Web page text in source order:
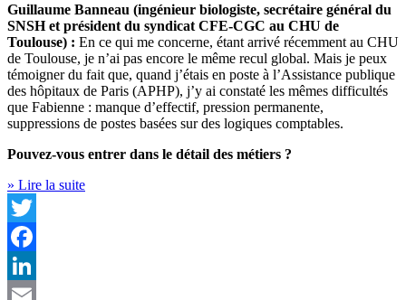
Guillaume Banneau (ingénieur biologiste, secrétaire général du
SNSH et président du syndicat CFE-CGC au CHU de
Toulouse) : En ce qui me concerne, étant arrivé récemment au CHU
de Toulouse, je n’ai pas encore le même recul global. Mais je peux
témoigner du fait que, quand j’étais en poste à l’Assistance publique
des hôpitaux de Paris (APHP), j’y ai constaté les mêmes difficultés
que Fabienne : manque d’effectif, pression permanente,
suppressions de postes basées sur des logiques comptables.
Pouvez-vous entrer dans le détail des métiers ?
» Lire la suite
Twitter
Facebook
LinkedIn